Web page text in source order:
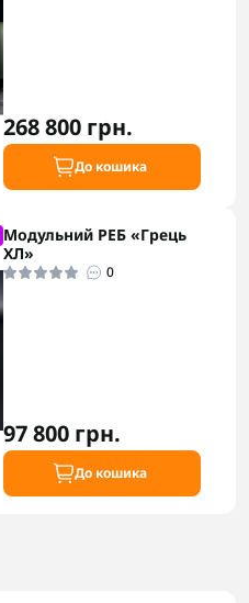
268 800 грн.
До кошика
Модульний РЕБ «Грець
ХЛ»
0
97 800 грн.
До кошика